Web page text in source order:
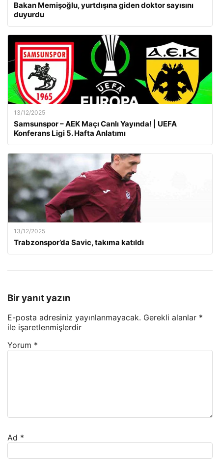
Bakan Memişoğlu, yurtdışına giden doktor sayısını
duyurdu
13/12/2025
Samsunspor – AEK Maçı Canlı Yayında! | UEFA
Konferans Ligi 5. Hafta Anlatımı
13/12/2025
Trabzonspor’da Savic, takıma katıldı
Bir yanıt yazın
E-posta adresiniz yayınlanmayacak. Gerekli alanlar *
ile işaretlenmişlerdir
Yorum *
Ad *